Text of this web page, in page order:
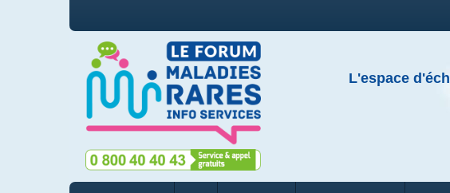
L'espace